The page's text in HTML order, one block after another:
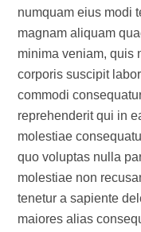
numquam eius modi
magnam aliquam
minima veniam, quis
corporis suscipit
commodi
reprehenderit qui in
molestiae
quo voluptas nulla
molestiae non
tenetur a sapiente
maiores alias